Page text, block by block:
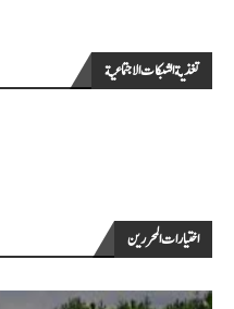
تغذية الشبكات الاجتماعية
اختيارات المحررين